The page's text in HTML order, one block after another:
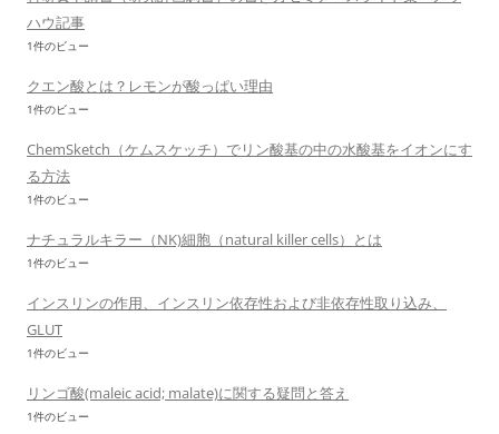
ハウ記事
1件のビュー
クエン酸とは？レモンが酸っぱい理由
1件のビュー
ChemSketch（ケムスケッチ）でリン酸基の中の水酸基をイオンにす
る方法
1件のビュー
ナチュラルキラー（NK)細胞（natural killer cells）とは
1件のビュー
インスリンの作用、インスリン依存性および非依存性取り込み、
GLUT
1件のビュー
リンゴ酸(maleic acid; malate)に関する疑問と答え
1件のビュー